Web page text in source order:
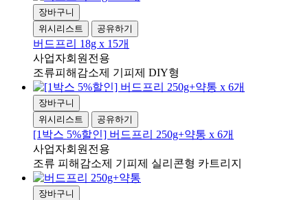
장바구니
위시리스트
공유하기
버드프리 18g x 15개
사업자회원전용
조류피해감소제 기피제 DIY형
장바구니
위시리스트
공유하기
[1박스 5%할인] 버드프리 250g+약통 x 6개
사업자회원전용
조류 피해감소제 기피제 실리콘형 카트리지
장바구니